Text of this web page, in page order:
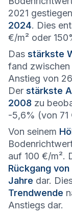
2021
2024. Dies
€/m² oder
Das stärkste
fand zwischen
Anstieg von
Der stärkste
2008 zu
-5,6% (von 71
Von seinem
auf 100 €/m².
Rückgang
Jahre dar.
Trendwende
Anstiegs dar.